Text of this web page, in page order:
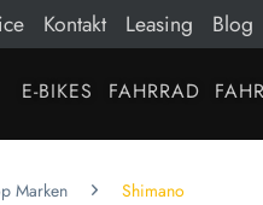
Kontakt Leasing Blog
E-BIKES FAHRRAD
Marken Shimano